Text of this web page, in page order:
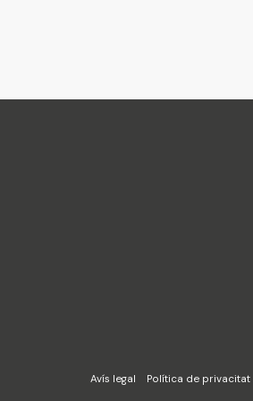
Avís legal Política de privacitat